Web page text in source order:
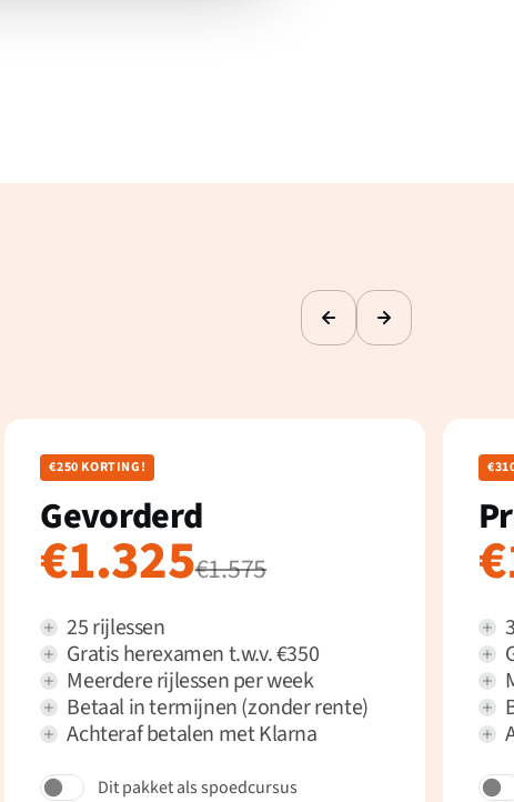
€250 KORTING!
Gevorderd
€1.325€1.575
25 rijlessen
Gratis herexamen t.w.v. €350
Meerdere rijlessen per week
Betaal in termijnen (zonder rente)
Achteraf betalen met Klarna
Dit pakket als spoedcursus